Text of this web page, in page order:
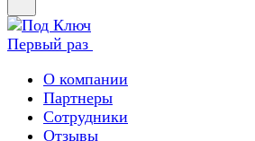
Первый раз
О компании
Партнеры
Сотрудники
Отзывы